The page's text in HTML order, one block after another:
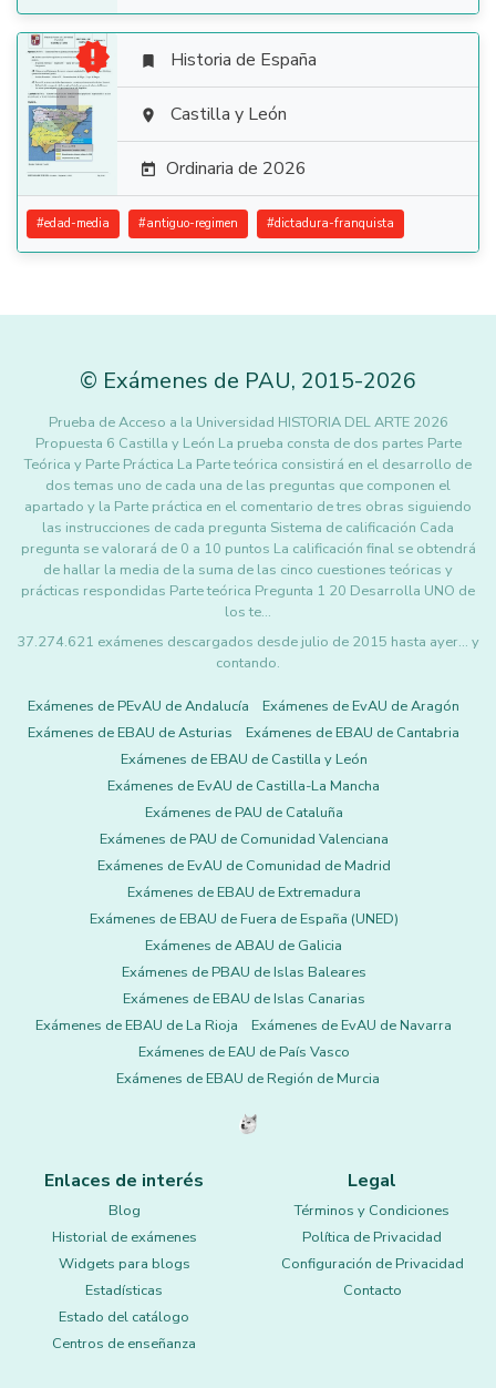

  Historia de España
 Castilla y León
 Ordinaria de 2026
#edad-media #antiguo-regimen #dictadura-franquista
© Exámenes de PAU, 2015-2026
Prueba de Acceso a la Universidad HISTORIA DEL ARTE 2026
Propuesta 6 Castilla y León La prueba consta de dos partes Parte
Teórica y Parte Práctica La Parte teórica consistirá en el desarrollo de
dos temas uno de cada una de las preguntas que componen el
apartado y la Parte práctica en el comentario de tres obras siguiendo
las instrucciones de cada pregunta Sistema de calificación Cada
pregunta se valorará de 0 a 10 puntos La calificación final se obtendrá
de hallar la media de la suma de las cinco cuestiones teóricas y
prácticas respondidas Parte teórica Pregunta 1 20 Desarrolla UNO de
los te…
37.274.621 exámenes descargados desde julio de 2015 hasta ayer... y
contando.
Exámenes de PEvAU de Andalucía
Exámenes de EvAU de Aragón
Exámenes de EBAU de Asturias
Exámenes de EBAU de Cantabria
Exámenes de EBAU de Castilla y León
Exámenes de EvAU de Castilla-La Mancha
Exámenes de PAU de Cataluña
Exámenes de PAU de Comunidad Valenciana
Exámenes de EvAU de Comunidad de Madrid
Exámenes de EBAU de Extremadura
Exámenes de EBAU de Fuera de España (UNED)
Exámenes de ABAU de Galicia
Exámenes de PBAU de Islas Baleares
Exámenes de EBAU de Islas Canarias
Exámenes de EBAU de La Rioja
Exámenes de EvAU de Navarra
Exámenes de EAU de País Vasco
Exámenes de EBAU de Región de Murcia
Enlaces de interés
Blog
Historial de exámenes
Widgets para blogs
Estadísticas
Estado del catálogo
Centros de enseñanza
Legal
Términos y Condiciones
Política de Privacidad
Configuración de Privacidad
Contacto